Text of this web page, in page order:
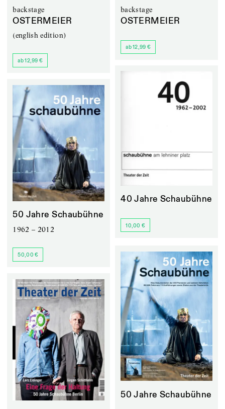
backstage
OSTERMEIER
(english edition)
ab 12,99 €
backstage
OSTERMEIER
ab 12,99 €
40 Jahre Schaubühne
10,00 €
50 Jahre Schaubühne
1962 – 2012
50,00 €
50 Jahre Schaubühne